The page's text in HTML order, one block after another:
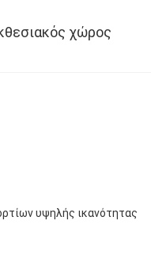
χώρος
υψηλής ικανότητας